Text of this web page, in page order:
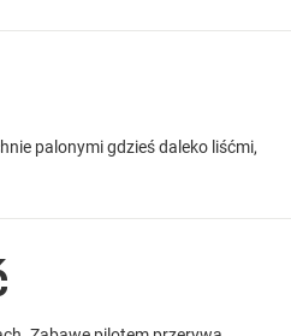
palonymi gdzieś daleko liśćmi,